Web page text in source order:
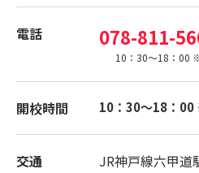
電話 078-811-
10：30～18：00
開校時間 10：30～18：00
交通
JR神戸線六甲